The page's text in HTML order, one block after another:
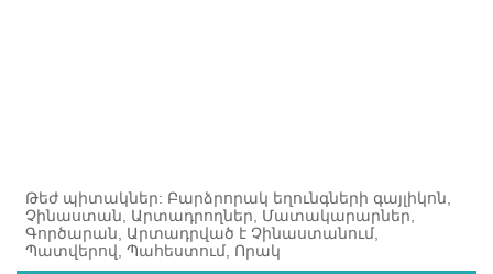
Թեժ պիտակներ: Բարձրորակ եղունգների գայլիկոն,
Չինաստան, Արտադրողներ, Մատակարարներ,
Գործարան, Արտադրված է Չինաստանում,
Պատվերով, Պահեստում, Որակ